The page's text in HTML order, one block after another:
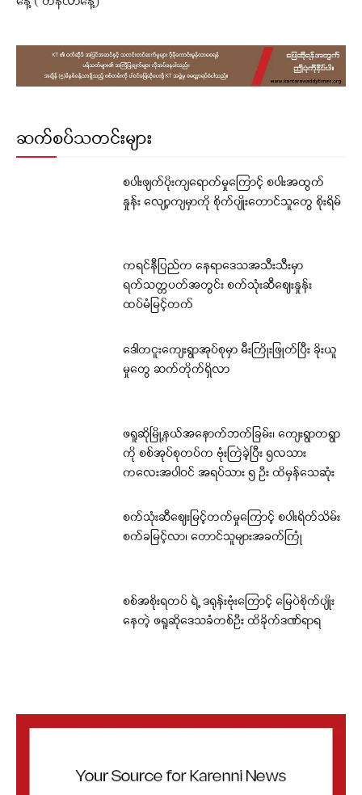
ဆက်စပ်သတင်းများ
စပါးဖျက်ပိုးကျရောက်မှုကြောင့် စပါးအထွက်
နှုန်း လျော့ကျမှာကို စိုက်ပျိုးတောင်သူတွေ စိုးရိမ်
ကရင်နီပြည်က နေရာဒေသအသီးသီးမှာ
ရက်သတ္တပတ်အတွင်း စက်သုံးဆီဈေးနှုန်း
ထပ်မံမြင့်တက်
ဒေါတငူးကျေးရွာအုပ်စုမှာ မီးကြိုးဖြုတ်ပြီး ခိုးယူ
မှုတွေ ဆက်တိုက်ရှိလာ
ဖရူဆိုမြို့နယ်အနောက်ဘက်ခြမ်း၊ ကျေးရွာတရွာ
ကို စစ်အုပ်စုတပ်က ဗုံးကြဲခဲ့ပြီး ၅လသား
ကလေးအပါဝင် အရပ်သား ၅ ဦး ထိမှန်သေဆုံး
စက်သုံးဆီဈေးမြင့်တက်မှုကြောင့် စပါးရိတ်သိမ်း
စက်ခမြင့်လာ၊ တောင်သူများအခက်ကြုံ
စစ်အစိုးရတပ် ရဲ့ ဒရုန်းဗုံးကြောင့် မြေပဲစိုက်ပျိုး
နေတဲ့ ဖရူဆိုဒေသခံတစ်ဦး ထိခိုက်ဒဏ်ရာရ